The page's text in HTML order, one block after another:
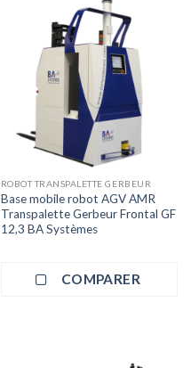
ROBOT TRANSPALETTE GERBEUR
Base mobile robot AGV AMR
Transpalette Gerbeur Frontal GF
12,3 BA Systèmes
COMPARER